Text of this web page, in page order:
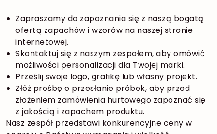
Zapraszamy do zapoznania się z naszą bogatą
ofertą zapachów i wzorów na naszej stronie
internetowej.
Skontaktuj się z naszym zespołem, aby omówić
możliwości personalizacji dla Twojej marki.
Prześlij swoje logo, grafikę lub własny projekt.
Złóż prośbę o przesłanie próbek, aby przed
złożeniem zamówienia hurtowego zapoznać się
z jakością i zapachem produktu.
Nasz zespół przedstawi konkurencyjne ceny w